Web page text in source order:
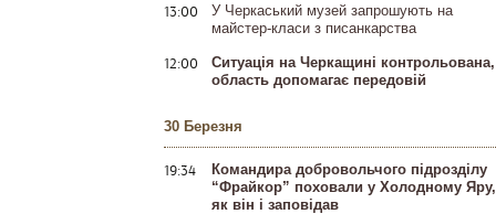
13:00
У Черкаський музей запрошують на
майстер-класи з писанкарства
12:00
Ситуація на Черкащині контрольована,
область допомагає передовій
30 Березня
19:34
Командира добровольчого підрозділу
“Фрайкор” поховали у Холодному Яру,
як він і заповідав